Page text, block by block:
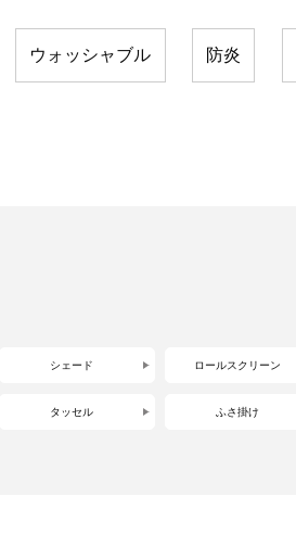
ウォッシャブル 防炎
シェード ロールスクリーン
タッセル ふさ掛け